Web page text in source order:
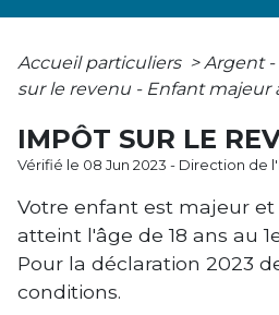
Accueil particuliers > Argent
sur le revenu - Enfant majeur
IMPÔT SUR LE
Vérifié le 08 Jun 2023 - Direction
Votre enfant est majeur
atteint l'âge de 18 ans au 1
Pour la déclaration 2023
conditions.